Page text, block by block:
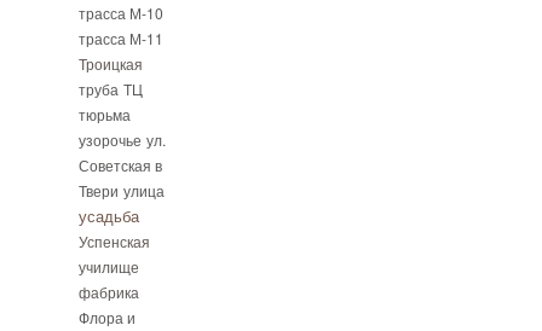
трасса М-10
трасса М-11
Троицкая
труба ТЦ
тюрьма
узорочье ул.
Советская в
Твери улица
усадьба
Успенская
училище
фабрика
Флора и